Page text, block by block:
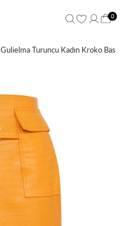
0
Gulielma Turuncu Kadın Kroko